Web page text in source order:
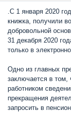
.С 1 января 2020
книжка, получили
добровольной
31 декабря 2020
только в
Одно из главных
заключается в том,
работником
прекращения
запросить в